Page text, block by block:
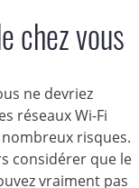
chez vous
ne devriez
réseaux Wi-Fi
nombreux risques.
considérer que le
vraiment pas